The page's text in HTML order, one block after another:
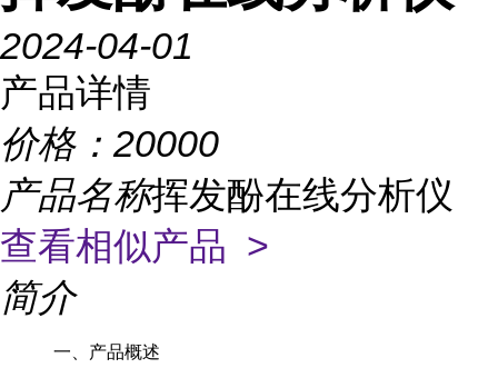
2024-04-01
产品详情
价格： 20000
产品名称挥发酚在线分析仪
查看相似产品 >
简介
一、产品概述